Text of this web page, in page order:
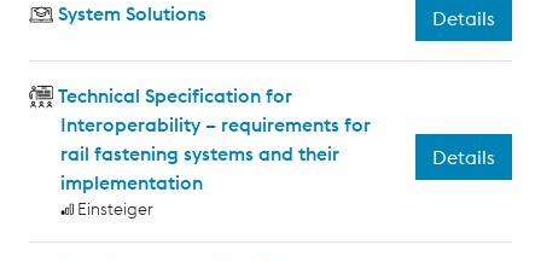
System Solutions Details
Technical Specification for
Interoperability – requirements for
rail fastening systems and their
implementation
Einsteiger
Details